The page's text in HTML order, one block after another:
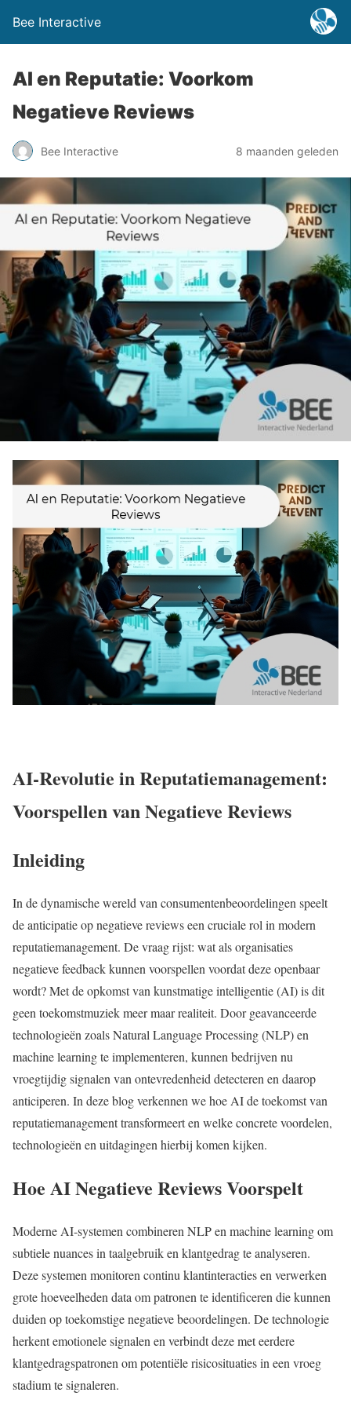
Bee Interactive
AI en Reputatie: Voorkom
Negatieve Reviews
Bee Interactive 8 maanden geleden
AI-Revolutie in Reputatiemanagement:
Voorspellen van Negatieve Reviews
Inleiding
In de dynamische wereld van consumentenbeoordelingen speelt
de anticipatie op negatieve reviews een cruciale rol in modern
reputatiemanagement. De vraag rijst: wat als organisaties
negatieve feedback kunnen voorspellen voordat deze openbaar
wordt? Met de opkomst van kunstmatige intelligentie (AI) is dit
geen toekomstmuziek meer maar realiteit. Door geavanceerde
technologieën zoals Natural Language Processing (NLP) en
machine learning te implementeren, kunnen bedrijven nu
vroegtijdig signalen van ontevredenheid detecteren en daarop
anticiperen. In deze blog verkennen we hoe AI de toekomst van
reputatiemanagement transformeert en welke concrete voordelen,
technologieën en uitdagingen hierbij komen kijken.
Hoe AI Negatieve Reviews Voorspelt
Moderne AI-systemen combineren NLP en machine learning om
subtiele nuances in taalgebruik en klantgedrag te analyseren.
Deze systemen monitoren continu klantinteracties en verwerken
grote hoeveelheden data om patronen te identificeren die kunnen
duiden op toekomstige negatieve beoordelingen. De technologie
herkent emotionele signalen en verbindt deze met eerdere
klantgedragspatronen om potentiële risicosituaties in een vroeg
stadium te signaleren.